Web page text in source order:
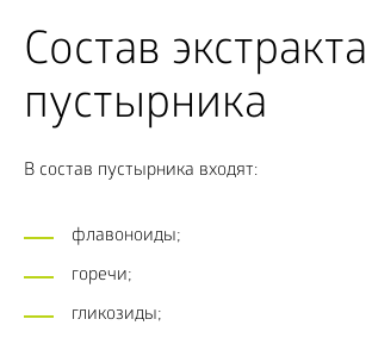
Состав экстракта
пустырника
В состав пустырника входят:
флавоноиды;
горечи;
гликозиды;